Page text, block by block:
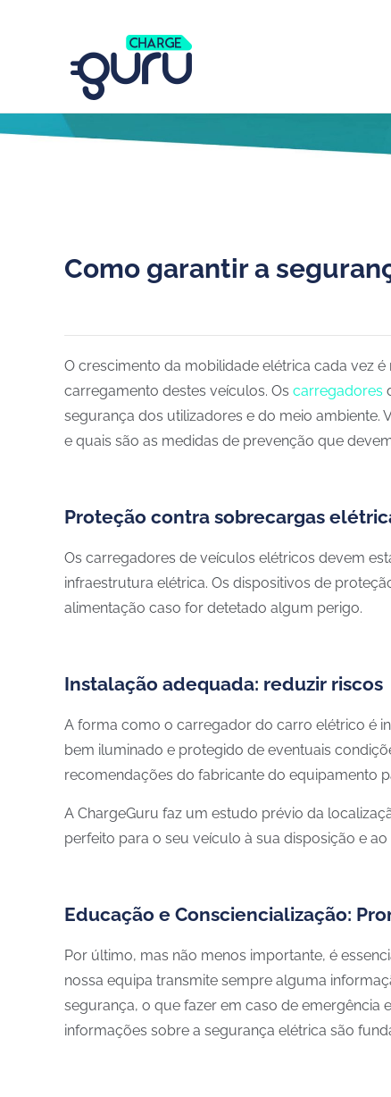
Como garantir a
O crescimento da mobilidade elétrica cada vez
carregamento destes veículos. Os carregadores
segurança dos utilizadores e do meio
e quais são as medidas de prevenção que
Proteção contra sobrecargas
Os carregadores de veículos elétricos devem
infraestrutura elétrica. Os dispositivos de
alimentação caso for detetado algum perigo.
Instalação adequada: reduzir riscos
A forma como o carregador do carro elétrico é
bem iluminado e protegido de eventuais
recomendações do fabricante do equipamento
A ChargeGuru faz um estudo prévio da
perfeito para o seu veículo à sua disposição e ao
Educação e Consciencialização:
Por último, mas não menos importante, é
nossa equipa transmite sempre alguma
segurança, o que fazer em caso de emergência
informações sobre a segurança elétrica são